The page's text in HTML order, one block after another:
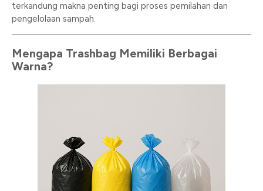
terkandung makna penting bagi proses pemilahan dan
pengelolaan sampah.
Mengapa Trashbag Memiliki Berbagai
Warna?